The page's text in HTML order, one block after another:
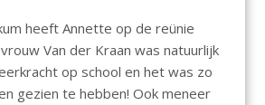
heeft Annette op de reünie
Van der Kraan was natuurlijk
op school en het was zo
gezien te hebben! Ook meneer